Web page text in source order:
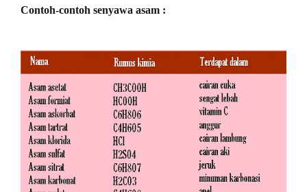
Contoh-contoh senyawa asam :